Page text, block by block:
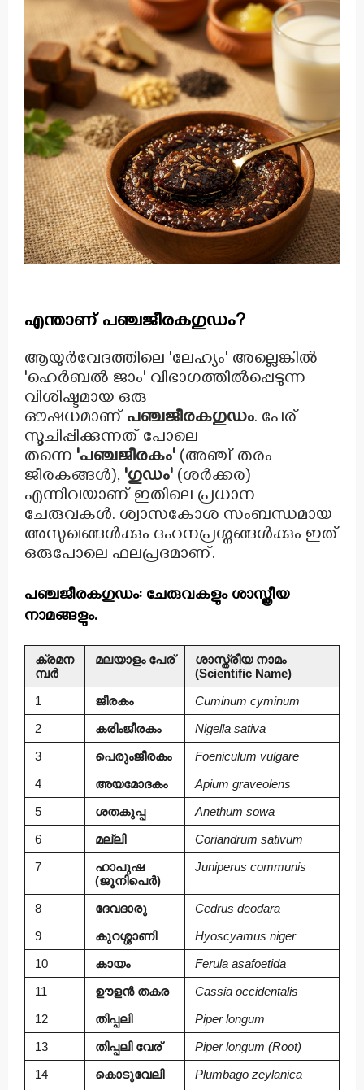
എന്താണ് പഞ്ചജീരകഗുഡം?
ആയുർവേദത്തിലെ 'ലേഹ്യം' അല്ലെങ്കിൽ
'ഹെർബൽ ജാം' വിഭാഗത്തിൽപ്പെടുന്ന
വിശിഷ്ടമായ ഒരു
ഔഷധമാണ് പഞ്ചജീരകഗുഡം. പേര്
സൂചിപ്പിക്കുന്നത് പോലെ
തന്നെ 'പഞ്ചജീരകം' (അഞ്ച് തരം
ജീരകങ്ങൾ), 'ഗുഡം' (ശർക്കര)
എന്നിവയാണ് ഇതിലെ പ്രധാന
ചേരുവകൾ. ശ്വാസകോശ സംബന്ധമായ
അസുഖങ്ങൾക്കും ദഹനപ്രശ്നങ്ങൾക്കും ഇത്
ഒരുപോലെ ഫലപ്രദമാണ്.
പഞ്ചജീരകഗുഡം: ചേരുവകളും ശാസ്ത്രീയ
നാമങ്ങളും.
ക്രമന
മ്പർ
മലയാളം പേര്
ശാസ്ത്രീയ നാമം
(Scientific Name)
1
ജീരകം
Cuminum cyminum
2
കരിംജീരകം
Nigella sativa
3
പെരുംജീരകം
Foeniculum vulgare
4
അയമോദകം
Apium graveolens
5
ശതകുപ്പ
Anethum sowa
6
മല്ലി
Coriandrum sativum
7
ഹാപുഷ
(ജൂനിപെർ)
Juniperus communis
8 ദേവദാരു
Cedrus deodara
9
കുറശ്ശാണി
Hyoscyamus niger
10
കായം
Ferula asafoetida
11
ഊളൻ തകര
Cassia occidentalis
12
തിപ്പലി
Piper longum
13
തിപ്പലി വേര്
Piper longum (Root)
14
കൊടുവേലി
Plumbago zeylanica